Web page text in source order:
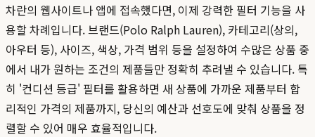
차란의 웹사이트나 앱에 접속했다면, 이제 강력한 필터 기능을 사
용할 차례입니다. 브랜드(Polo Ralph Lauren), 카테고리(상의,
아우터 등), 사이즈, 색상, 가격 범위 등을 설정하여 수많은 상품 중
에서 내가 원하는 조건의 제품들만 정확히 추려낼 수 있습니다. 특
히 '컨디션 등급' 필터를 활용하면 새 상품에 가까운 제품부터 합
리적인 가격의 제품까지, 당신의 예산과 선호도에 맞춰 상품을 정
렬할 수 있어 매우 효율적입니다.